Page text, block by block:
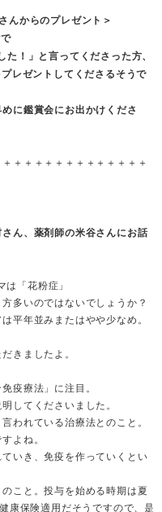
んからのプレゼント＞
！」と言ってくださった方、
レゼントしてくださるそうで
に鑑賞会にお出かけくださ
＋＋＋＋＋＋＋＋＋＋＋＋＋
ん、薬剤師の米谷さんにお話
は「花粉症」
多いのではないでしょうか？
平年並みまたはやや少なめ。
きましたよ。
疫療法」に注目。
してくださいました。
われている治療法とのこと。
よね。
いき、免疫を作っていくとい
こと。投与を始める時期は夏
康保険適用だそうですので、是